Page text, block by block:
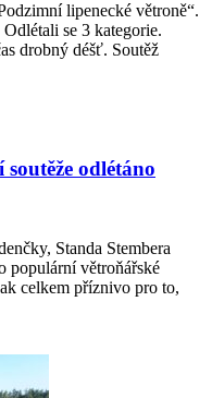
lipenecké větroně“.
se 3 kategorie.
drobný déšť. Soutěž
odlétáno
Standa Stembera
populární větroňářské
celkem příznivo pro to,